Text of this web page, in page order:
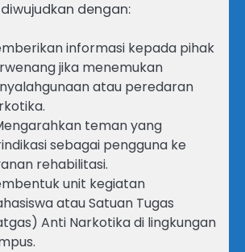
dengan:
informasi kepada pihak
jika menemukan
atau peredaran
teman yang
sebagai pengguna ke
rehabilitasi.
unit kegiatan
atau Satuan Tugas
Anti Narkotika di lingkungan